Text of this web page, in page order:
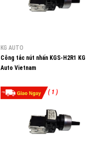
KG AUTO
Công tắc nút nhấn KGS-H2R1 KG
Auto Vietnam
( 1 )